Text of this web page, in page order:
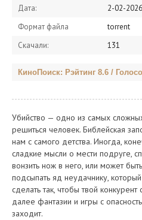
Дата:
2-02-
Формат файла
torrent
Скачали:
131
КиноПоиск: Рэйтинг 8.6 /
Убийство — одно из самых
решиться человек. Библейская
нам с самого детства. Иногда,
сладкие мысли о мести подруге,
вонзить нож в него, или может
подсыпать яд неудачнику,
сделать так, чтобы твой
далее фантазии и игры с
заходит.